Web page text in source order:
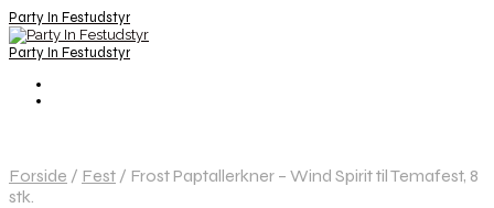
Party In Festudstyr
Party In Festudstyr
Forside / Fest / Frost Paptallerkner – Wind Spirit til Temafest, 8
stk.